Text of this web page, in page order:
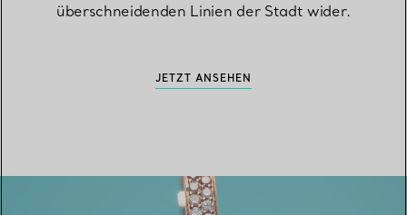
überschneidenden Linien der Stadt wider.
JETZT ANSEHEN